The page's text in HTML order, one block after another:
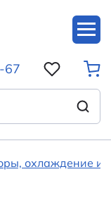
67
охлаждение и